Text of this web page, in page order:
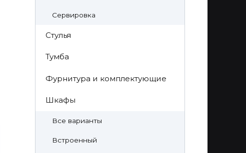
Сервировка
Стулья
Тумба
Фурнитура и комплектующие
Шкафы
Все варианты
Встроенный